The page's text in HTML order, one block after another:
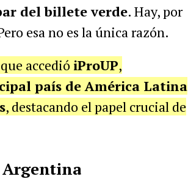
del billete verde. Hay, por
esa no es la única razón.
accedió iProUP,
país de América Latina
, destacando el papel crucial de